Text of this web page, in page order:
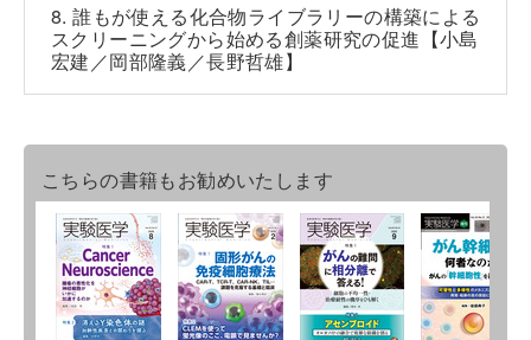
8. 誰もが使える化合物ライブラリーの構築による
スクリーニングから始める創薬研究の促進【小島
宏建／岡部隆義／長野哲雄】
こちらの書籍もお勧めいたします